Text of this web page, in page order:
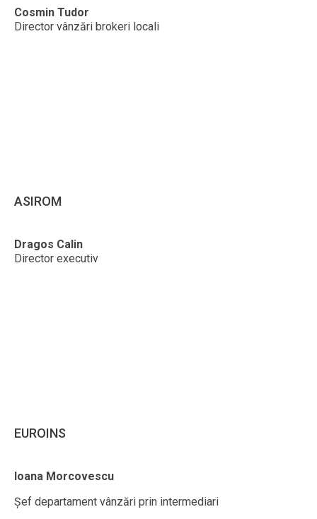
Cosmin Tudor
Director vânzări brokeri locali
ASIROM
Dragos Calin
Director executiv
EUROINS
Ioana Morcovescu
Șef departament vânzări prin intermediari